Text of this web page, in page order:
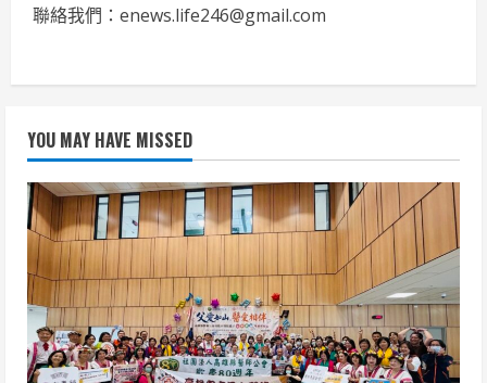
聯絡我們：enews.life246@gmail.com
YOU MAY HAVE MISSED